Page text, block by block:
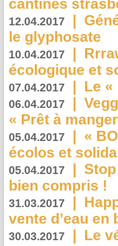
cantines
12.04.2017 |
le glyphosate
10.04.2017 |
écologique et
07.04.2017 | Le
06.04.2017 |
« Prêt à
05.04.2017 | «
écolos et
05.04.2017 |
bien compris !
31.03.2017 |
vente d’eau
30.03.2017 | Le